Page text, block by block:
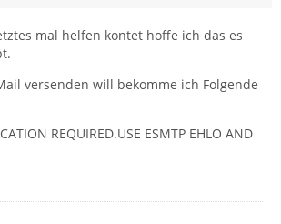
mal helfen kontet hoffe ich das es
versenden will bekomme ich Folgende
REQUIRED.USE ESMTP EHLO AND